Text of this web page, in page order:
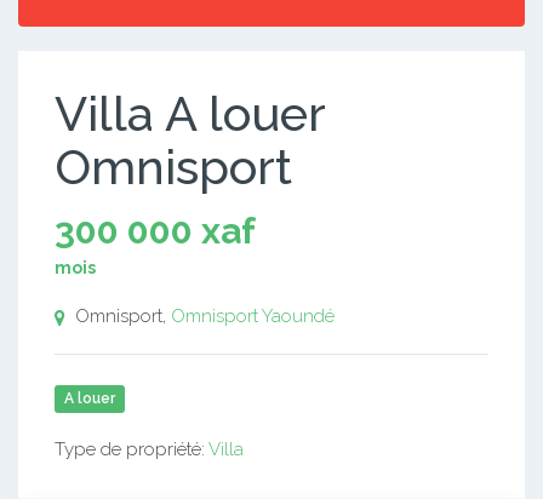
Villa A louer
Omnisport
300 000 xaf
mois
Omnisport, OmnisportYaoundé
A louer
Type de propriété: Villa